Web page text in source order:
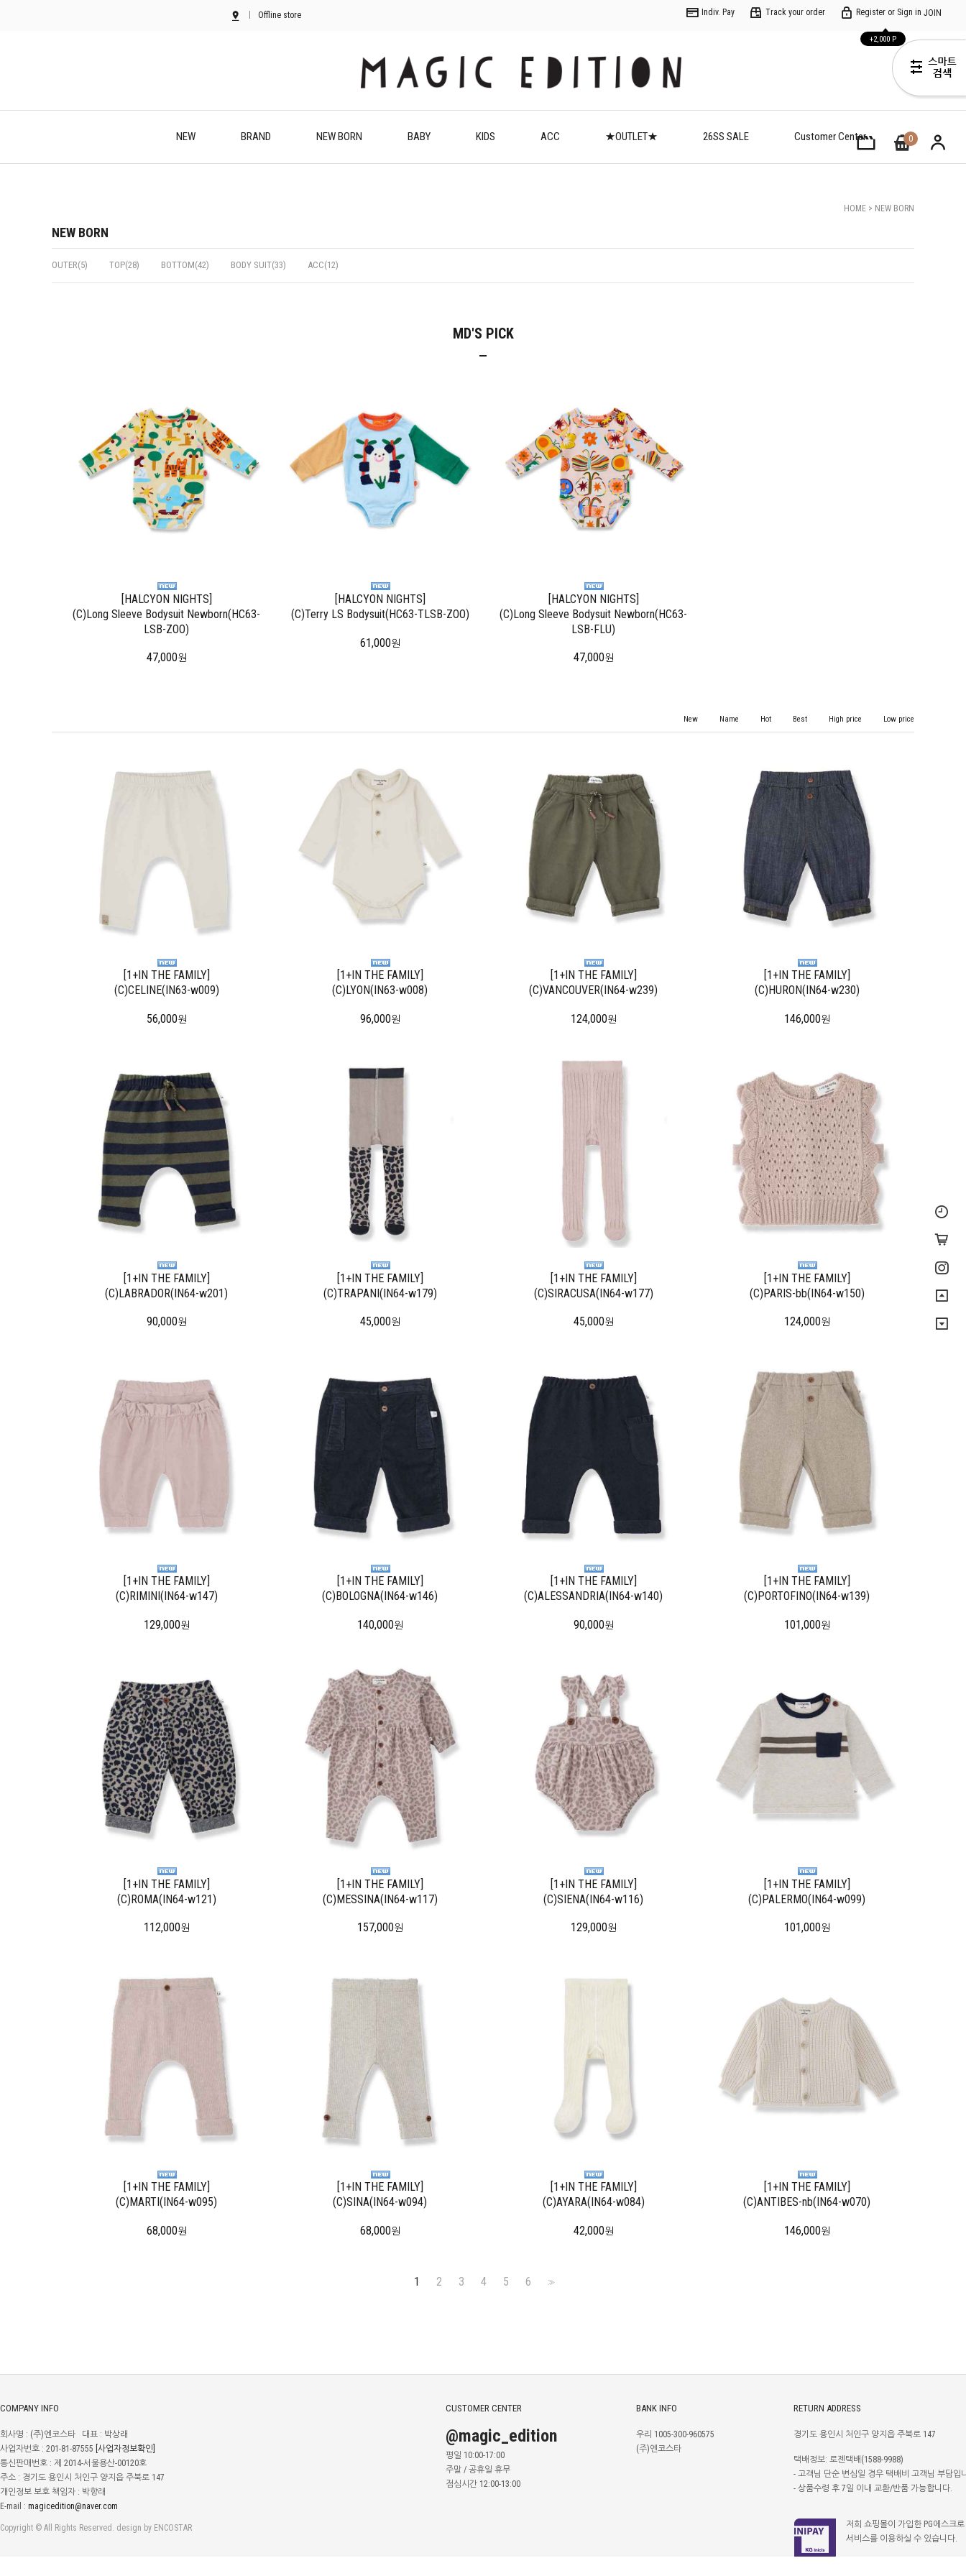
Offline store Indiv. Pay Track your order Register or Sign in JOIN
+2,000 P
NEW BRAND NEW BORN BABY KIDS ACC ★OUTLET★ 26SS SALE Customer Center 0
HOME > NEW BORN
NEW BORN
OUTER(5) TOP(28) BOTTOM(42) BODY SUIT(33) ACC(12)
MD'S PICK
[HALCYON NIGHTS]
(C)Long Sleeve Bodysuit Newborn(HC63-
LSB-ZOO)
47,000원
[HALCYON NIGHTS]
(C)Terry LS Bodysuit(HC63-TLSB-ZOO)
61,000원
[HALCYON NIGHTS]
(C)Long Sleeve Bodysuit Newborn(HC63-
LSB-FLU)
47,000원
New Name Hot Best High price Low price
[1+IN THE FAMILY]
(C)CELINE(IN63-w009)
56,000원
[1+IN THE FAMILY]
(C)LYON(IN63-w008)
96,000원
[1+IN THE FAMILY]
(C)VANCOUVER(IN64-w239)
124,000원
[1+IN THE FAMILY]
(C)HURON(IN64-w230)
146,000원
[1+IN THE FAMILY]
(C)LABRADOR(IN64-w201)
90,000원
[1+IN THE FAMILY]
(C)TRAPANI(IN64-w179)
45,000원
[1+IN THE FAMILY]
(C)SIRACUSA(IN64-w177)
45,000원
[1+IN THE FAMILY]
(C)PARIS-bb(IN64-w150)
124,000원
[1+IN THE FAMILY]
(C)RIMINI(IN64-w147)
129,000원
[1+IN THE FAMILY]
(C)BOLOGNA(IN64-w146)
140,000원
[1+IN THE FAMILY]
(C)ALESSANDRIA(IN64-w140)
90,000원
[1+IN THE FAMILY]
(C)PORTOFINO(IN64-w139)
101,000원
[1+IN THE FAMILY]
(C)ROMA(IN64-w121)
112,000원
[1+IN THE FAMILY]
(C)MESSINA(IN64-w117)
157,000원
[1+IN THE FAMILY]
(C)SIENA(IN64-w116)
129,000원
[1+IN THE FAMILY]
(C)PALERMO(IN64-w099)
101,000원
[1+IN THE FAMILY]
(C)MARTI(IN64-w095)
68,000원
[1+IN THE FAMILY]
(C)SINA(IN64-w094)
68,000원
[1+IN THE FAMILY]
(C)AYARA(IN64-w084)
42,000원
[1+IN THE FAMILY]
(C)ANTIBES-nb(IN64-w070)
146,000원
1 2 3 4 5 6 >>
COMPANY INFO
회사명 : (주)엔코스타 대표 : 박상래
사업자번호 : 201-81-87555 [사업자정보확인]
통신판매번호 : 제 2014-서울용산-00120호
주소 : 경기도 용인시 처인구 양지읍 주북로 147
개인정보 보호 책임자 : 박향래
E-mail : magicedition@naver.com
Copyright © All Rights Reserved. design by ENCOSTAR
CUSTOMER CENTER
@magic_edition
평일 10:00-17:00
주말 / 공휴일 휴무
점심시간 12:00-13:00
BANK INFO
우리 1005-300-960575
(주)엔코스타
RETURN ADDRESS
경기도 용인시 처인구 양지읍 주북로 147
택배정보: 로젠택배(1588-9988)
- 고객님 단순 변심일 경우 택배비 고객님 부담입
- 상품수령 후 7일 이내 교환/반품 가능합니다.
저희 쇼핑몰이 가입한 PG에스크로
서비스를 이용하실 수 있습니다.